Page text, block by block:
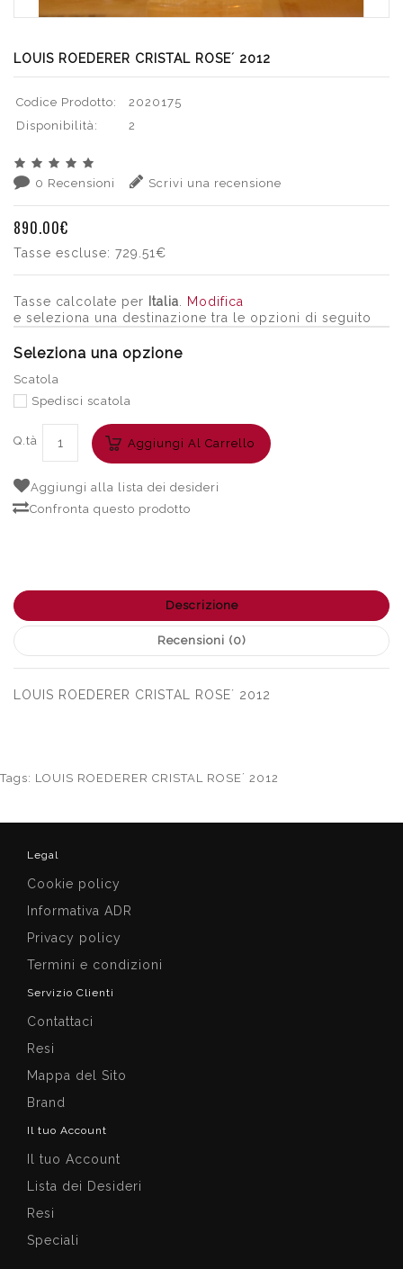
LOUIS ROEDERER CRISTAL ROSE´ 2012
Codice Prodotto:
2020175
Disponibilità:
2
0 Recensioni Scrivi una recensione
890.00€
Tasse escluse: 729.51€
Tasse calcolate per Italia
Modifica
e seleziona una destinazione tra le opzioni di seguito
Seleziona una opzione
Scatola
Spedisci scatola
Q.tà Aggiungi Al Carrello
Aggiungi alla lista dei desideri
Confronta questo prodotto
Descrizione
Recensioni (0)
LOUIS ROEDERER CRISTAL ROSE´ 2012
Tags: LOUIS ROEDERER CRISTAL ROSE´ 2012
Legal
Cookie policy
Informativa ADR
Privacy policy
Termini e condizioni
Servizio Clienti
Contattaci
Resi
Mappa del Sito
Brand
Il tuo Account
Il tuo Account
Lista dei Desideri
Resi
Speciali